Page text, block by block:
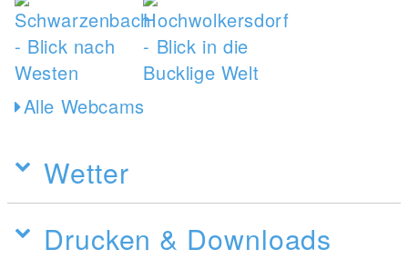
Alle Webcams
Wetter
Drucken & Downloads